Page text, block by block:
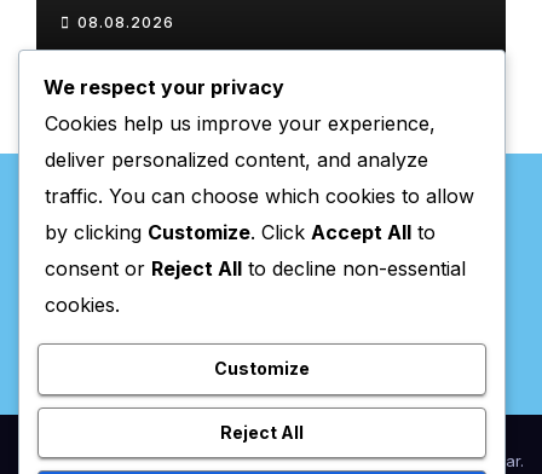
08.08.2026
Valpaços Online
Proudly powered by WordPress|Theme:NewsupbyThemeansar.
We respect your privacy
Cookies help us improve your experience,
deliver personalized content, and analyze
traffic. You can choose which cookies to allow
by clicking Customize. Click Accept All to
consent or Reject All to decline non-essential
cookies.
Customize
Reject All